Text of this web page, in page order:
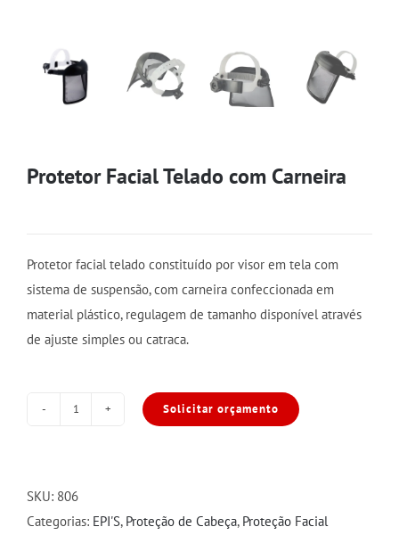
Protetor Facial Telado com Carneira
Protetor facial telado constituído por visor em tela com
sistema de suspensão, com carneira confeccionada em
material plástico, regulagem de tamanho disponível através
de ajuste simples ou catraca.
com
Carneira
Solicitar orçamento
SKU: 806
Categorias: EPI'S, Proteção de Cabeça, Proteção Facial